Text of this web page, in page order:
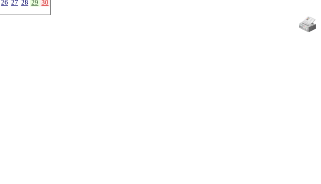
26 27 28 29 30